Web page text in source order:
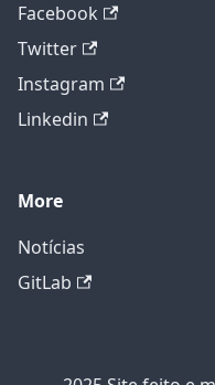
Facebook
Twitter
Instagram
Linkedin
More
Notícias
GitLab